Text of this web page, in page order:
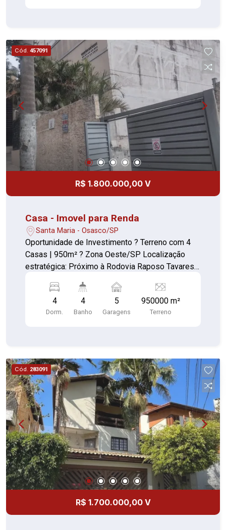
Cód. 457091
R$ 1.800.000,00 V
Casa - Imovel para Renda
Santa Maria - Osasco/SP
Oportunidade de Investimento ? Terreno com 4
Casas | 950m² ? Zona Oeste/SP Localização
estratégica: Próximo à Rodovia Raposo Tavares,
diversas linhas de ônibus para várias regiões da
cidade! Sobre o imóvel: Terreno amplo com 950
construção de sobrados, prédio residencial ou
condomínio! Região em constante valorização,
com infraestrutura completa ao redor: escolas,
comércios, supermercados, transporte público e
muito mais.
4
Dorm.
4
Banho
5
Garagens
950000 m²
Terreno
Cód. 283091
R$ 1.700.000,00 V